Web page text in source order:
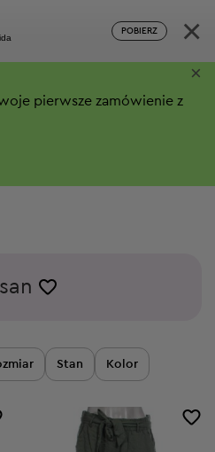
POBIERZ ×
pierwsze zamówienie z
×
Stan Kolor